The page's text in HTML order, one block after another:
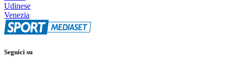
Udinese
Venezia
Seguici su